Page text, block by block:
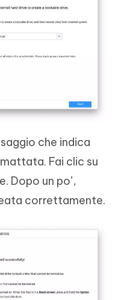
che indica
Fai clic su
Dopo un po’,
correttamente.